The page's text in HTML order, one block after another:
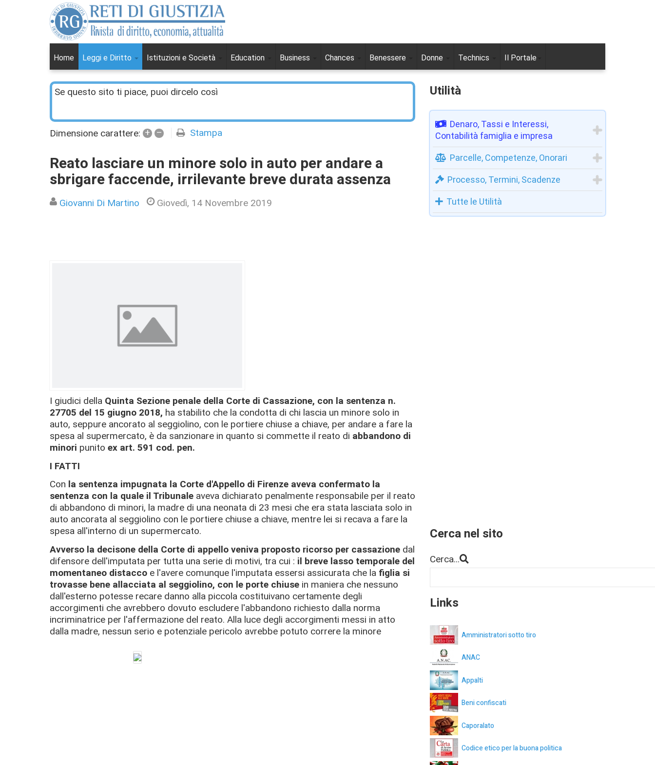
Home Leggi e Diritto Istituzioni e Società Education Business Chances Benessere Donne Technics Il Portale
Se questo sito ti piace, puoi dircelo così
Dimensione carattere: + – Stampa
Reato lasciare un minore solo in auto per andare a
sbrigare faccende, irrilevante breve durata assenza
Giovanni Di Martino Giovedì, 14 Novembre 2019
I giudici della Quinta Sezione penale della Corte di Cassazione, con la sentenza n.
27705 del 15 giugno 2018, ha stabilito che la condotta di chi lascia un minore solo in
auto, seppure ancorato al seggiolino, con le portiere chiuse a chiave, per andare a fare la
spesa al supermercato, è da sanzionare in quanto si commette il reato di abbandono di
minori punito ex art. 591 cod. pen.
I FATTI
Con la sentenza impugnata la Corte d'Appello di Firenze aveva confermato la
sentenza con la quale il Tribunale aveva dichiarato penalmente responsabile per il reato
di abbandono di minori, la madre di una neonata di 23 mesi che era stata lasciata solo in
auto ancorata al seggiolino con le portiere chiuse a chiave, mentre lei si recava a fare la
spesa all'interno di un supermercato.
Avverso la decisone della Corte di appello veniva proposto ricorso per cassazione dal
difensore dell'imputata per tutta una serie di motivi, tra cui : il breve lasso temporale del
momentaneo distacco e l'avere comunque l'imputata essersi assicurata che la figlia si
trovasse bene allacciata al seggiolino, con le porte chiuse in maniera che nessuno
dall'esterno potesse recare danno alla piccola costituivano certamente degli
accorgimenti che avrebbero dovuto escludere l'abbandono richiesto dalla norma
incriminatrice per l'affermazione del reato. Alla luce degli accorgimenti messi in atto
dalla madre, nessun serio e potenziale pericolo avrebbe potuto correre la minore
Utilità
Denaro, Tassi e Interessi,
Contabilità famiglia e impresa
Parcelle, Competenze, Onorari
Processo, Termini, Scadenze
Tutte le Utilità
Cerca nel sito
Cerca...
Links
Amministratori sotto tiro
ANAC
Appalti
Beni confiscati
Caporalato
Codice etico per la buona politica